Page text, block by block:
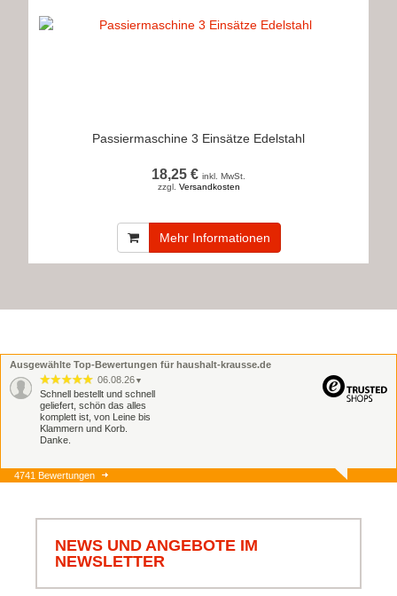
Passiermaschine 3 Einsätze Edelstahl
18,25 € inkl. MwSt.
zzgl. Versandkosten
Mehr Informationen
Ausgewählte Top-Bewertungen für haushalt-krausse.de
06.08.26 ▼
Schnell bestellt und schnell
geliefert, schön das alles
komplett ist, von Leine bis
Klammern und Korb.
Danke.
06.08.26 ▼
4741 Bewertungen
NEWS UND ANGEBOTE IM
NEWSLETTER